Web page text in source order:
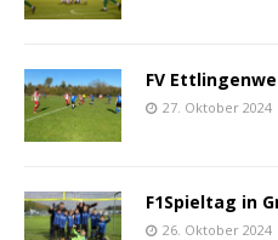
FV
27. Oktober 2024
F1Spieltag in
26. Oktober 2024